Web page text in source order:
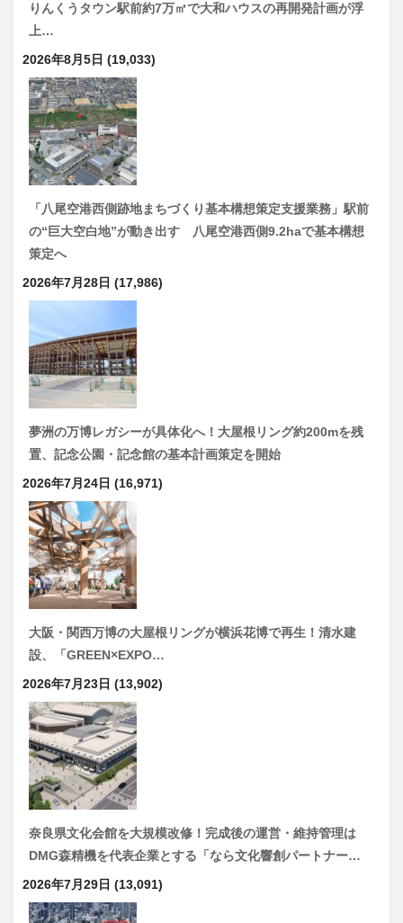
りんくうタウン駅前約7万㎡で大和ハウスの再開発計画が浮
上…
2026年8月5日 (19,033)
「八尾空港西側跡地まちづくり基本構想策定支援業務」駅前
の“巨大空白地”が動き出す 八尾空港西側9.2haで基本構想
策定へ
2026年7月28日 (17,986)
夢洲の万博レガシーが具体化へ！大屋根リング約200mを残
置、記念公園・記念館の基本計画策定を開始
2026年7月24日 (16,971)
大阪・関西万博の大屋根リングが横浜花博で再生！清水建
設、「GREEN×EXPO…
2026年7月23日 (13,902)
奈良県文化会館を大規模改修！完成後の運営・維持管理は
DMG森精機を代表企業とする「なら文化響創パートナー…
2026年7月29日 (13,091)